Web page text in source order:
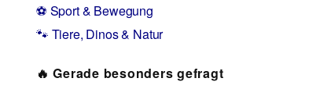
⚽ Sport & Bewegung
🐾 Tiere, Dinos & Natur
🔥 Gerade besonders gefragt